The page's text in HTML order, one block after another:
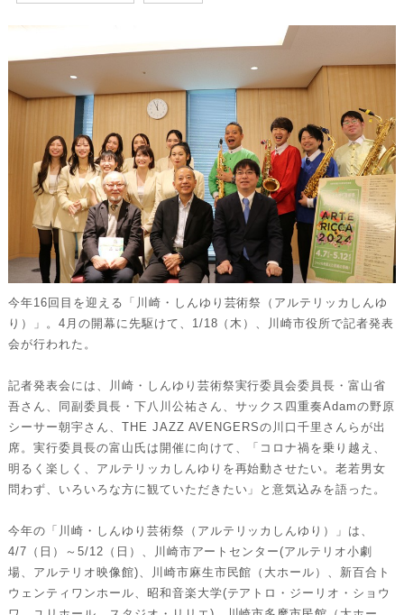
今年16回目を迎える「川崎・しんゆり芸術祭（アルテリッカしんゆ
り）」。4月の開幕に先駆けて、1/18（木）、川崎市役所で記者発表
会が行われた。
記者発表会には、川崎・しんゆり芸術祭実行委員会委員長・富山省
吾さん、同副委員長・下八川公祐さん、サックス四重奏Adamの野原
シーサー朝宇さん、THE JAZZ AVENGERSの川口千里さんらが出
席。実行委員長の富山氏は開催に向けて、「コロナ禍を乗り越え、
明るく楽しく、アルテリッカしんゆりを再始動させたい。老若男女
問わず、いろいろな方に観ていただきたい」と意気込みを語った。
今年の「川崎・しんゆり芸術祭（アルテリッカしんゆり）」は、
4/7（日）～5/12（日）、川崎市アートセンター(アルテリオ小劇
場、アルテリオ映像館)、川崎市麻生市民館（大ホール）、新百合ト
ウェンティワンホール、昭和音楽大学(テアトロ・ジーリオ・ショウ